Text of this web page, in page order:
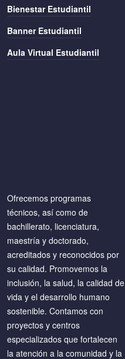
Bienestar Estudiantil
Banner Estudiantil
Aula Virtual Estudiantil
Ofrecemos programas
técnicos, así como de
bachillerato, licenciatura,
maestría y doctorado,
acreditados y reconocidos por
su calidad. Promovemos la
inclusión, la salud, la calidad de
vida y el desarrollo humano
sostenible. Contamos con
proyectos y centros
especializados que fortalecen
la atención a la comunidad y la